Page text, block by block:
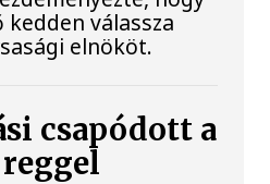
válassza
elnököt.
csapódott a